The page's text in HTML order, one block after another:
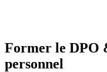
Former le DPO
personnel